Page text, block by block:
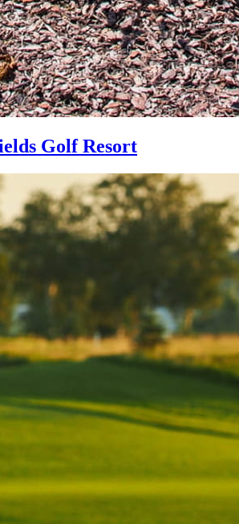
Golf Resort